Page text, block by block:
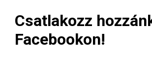
Csatlakozz
Facebookon!